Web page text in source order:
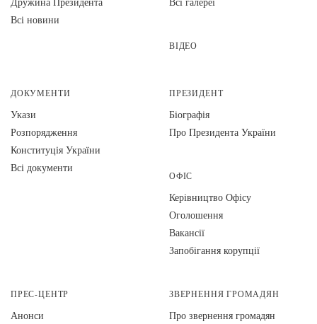
Всі новини
ВІДЕО
ДОКУМЕНТИ
Укази
Розпорядження
Конституція України
Всі документи
ПРЕЗИДЕНТ
Біографія
Про Президента України
ОФІС
Керівництво Офісу
Оголошення
Вакансії
Запобігання корупції
ПРЕС-ЦЕНТР
Анонси
ЗВЕРНЕННЯ ГРОМАДЯН
Про звернення громадян